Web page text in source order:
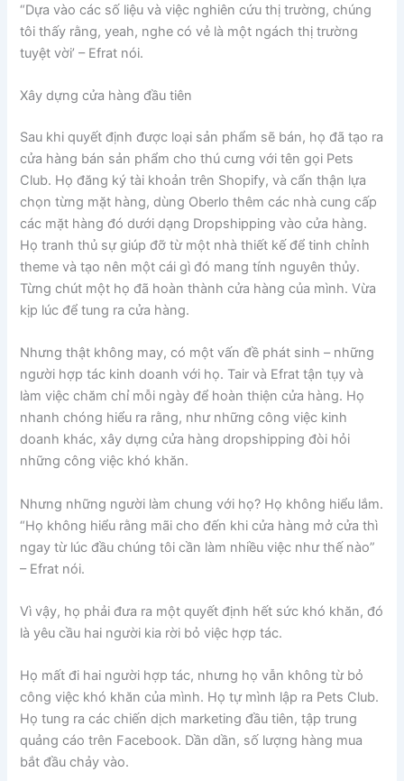
“Dựa vào các số liệu và việc nghiên cứu thị trường, chúng
tôi thấy rằng, yeah, nghe có vẻ là một ngách thị trường
tuyệt vời’ – Efrat nói.
Xây dựng cửa hàng đầu tiên
Sau khi quyết định được loại sản phẩm sẽ bán, họ đã tạo ra
cửa hàng bán sản phẩm cho thú cưng với tên gọi Pets
Club. Họ đăng ký tài khoản trên Shopify, và cẩn thận lựa
chọn từng mặt hàng, dùng Oberlo thêm các nhà cung cấp
các mặt hàng đó dưới dạng Dropshipping vào cửa hàng.
Họ tranh thủ sự giúp đỡ từ một nhà thiết kế để tinh chỉnh
theme và tạo nên một cái gì đó mang tính nguyên thủy.
Từng chút một họ đã hoàn thành cửa hàng của mình. Vừa
kịp lúc để tung ra cửa hàng.
Nhưng thật không may, có một vấn đề phát sinh – những
người hợp tác kinh doanh với họ. Tair và Efrat tận tụy và
làm việc chăm chỉ mỗi ngày để hoàn thiện cửa hàng. Họ
nhanh chóng hiểu ra rằng, như những công việc kinh
doanh khác, xây dựng cửa hàng dropshipping đòi hỏi
những công việc khó khăn.
Nhưng những người làm chung với họ? Họ không hiểu lắm.
“Họ không hiểu rằng mãi cho đến khi cửa hàng mở cửa thì
ngay từ lúc đầu chúng tôi cần làm nhiều việc như thế nào”
– Efrat nói.
Vì vậy, họ phải đưa ra một quyết định hết sức khó khăn, đó
là yêu cầu hai người kia rời bỏ việc hợp tác.
Họ mất đi hai người hợp tác, nhưng họ vẫn không từ bỏ
công việc khó khăn của mình. Họ tự mình lập ra Pets Club.
Họ tung ra các chiến dịch marketing đầu tiên, tập trung
quảng cáo trên Facebook. Dần dần, số lượng hàng mua
bắt đầu chảy vào.